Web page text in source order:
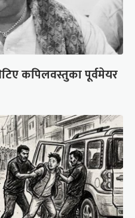
कपिलवस्तुका पूर्वमेयर